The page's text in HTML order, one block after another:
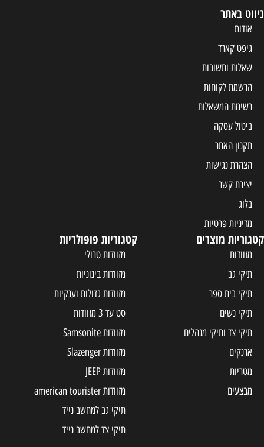
ניווט באתר
אודות
גיפט קארד
שאלות ותשובות
הרשמת לקוחות
רשימת המשאלות
ביטול עסקה
תקנון האתר
הצהרת נגישות
יצירת קשר
בלוג
מדיניות פרטיות
קטגוריות מוצרים
מזוודות
תיקי גב
תיקי בית ספר
תיקי נשים
תיקי צד ותיקי מנהלים
ארנקים
מטריות
מבצעים
קטגוריות פופולריות
מזוודות טרולי
מזוודות בינוניות
מזוודות גדולות וענקיות
סט עד 3 מזוודות
מזוודות Samsonite
מזוודות Slazenger
מזוודות JEEP
מזוודות american tourister
תיקי גב למחשב נייד
תיקי צד למחשב נייד